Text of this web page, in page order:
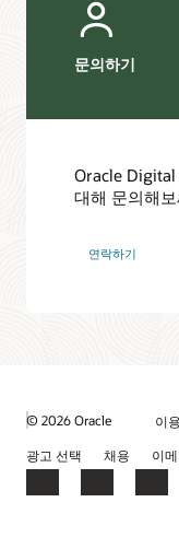
문의하기
Oracle Digital
대해 문의해
연락하기
© 2026 Oracle
이
광고 선택
채용 이
FacebookLinkedIn